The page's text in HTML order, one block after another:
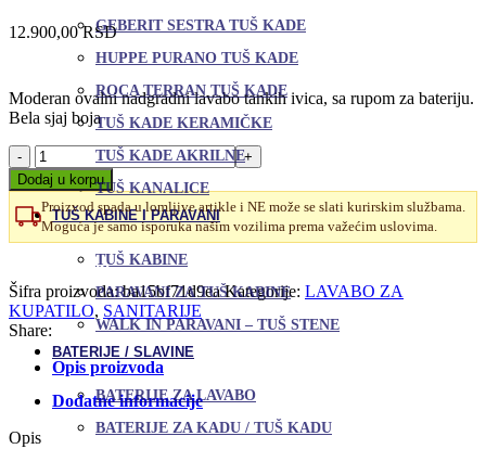
GEBERIT SESTRA TUŠ KADE
HUPPE PURANO TUŠ KADE
ROCA TERRAN TUŠ KADE
TUŠ KADE KERAMIČKE
TUŠ KADE AKRILNE
TUŠ KANALICE
TUŠ KABINE I PARAVANI
TUŠ KABINE
PARAVANI ZA TUŠ KABINE
WALK IN PARAVANI – TUŠ STENE
BATERIJE / SLAVINE
BATERIJE ZA LAVABO
BATERIJE ZA KADU / TUŠ KADU
12.900,00RSD
Moderan ovalni nadgradni lavabo tankih ivica, sa rupom za bateriju.
Bela sjaj boja
Lavabo
nadgradni
Ovale
41x42
količina
Dodaj u korpu
Proizvod spada u lomljive artikle i NE može se slati kurirskim službama.
Moguća je samo isporuka našim vozilima prema važećim uslovima.
Dodaj u omiljene
Šifra proizvoda:ba15bf71d9eaKategorije: LAVABO ZA
KUPATILO, SANITARIJE
Share:
Opis proizvoda
Dodatne informacije
Opis